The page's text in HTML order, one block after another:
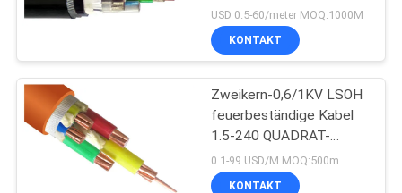
USD 0.5-60/meter MOQ:1000M
KONTAKT
Zweikern-0,6/1KV LSOH
feuerbeständige Kabel
1.5-240 QUADRAT-
Millimeter-Iec 60332
0.1-99 USD/M MOQ:500m
KONTAKT